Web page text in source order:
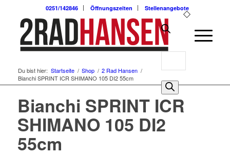
0251/142846 Öffnungszeiten Stellenangebote
0
Du bist hier: Startseite / Shop / 2 Rad Hansen /
Bianchi SPRINT ICR SHIMANO 105 DI2 55cm
Bianchi SPRINT ICR
SHIMANO 105 DI2
55cm